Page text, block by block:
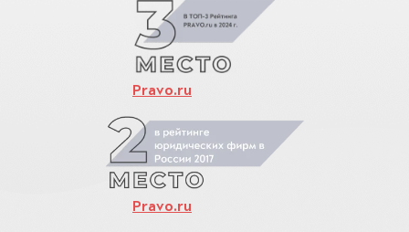
Pravo.ru
Pravo.ru